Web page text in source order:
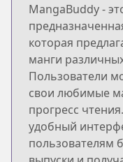
MangaBuddy -
которая
манги
Пользователи
свои любимые
прогресс
удобный
пользователям